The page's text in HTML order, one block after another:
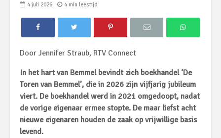
4 juli 2026 4 min leestijd
Door Jennifer Straub, RTV Connect
In het hart van Bemmel bevindt zich boekhandel ‘De
Toren van Bemmel’, die in 2026 zijn vijfjarig jubileum
viert. De boekhandel werd in 2021 omgedoopt, nadat
de vorige eigenaar ermee stopte. De maar liefst acht
nieuwe eigenaren houden de zaak op vrijwillige basis
levend.